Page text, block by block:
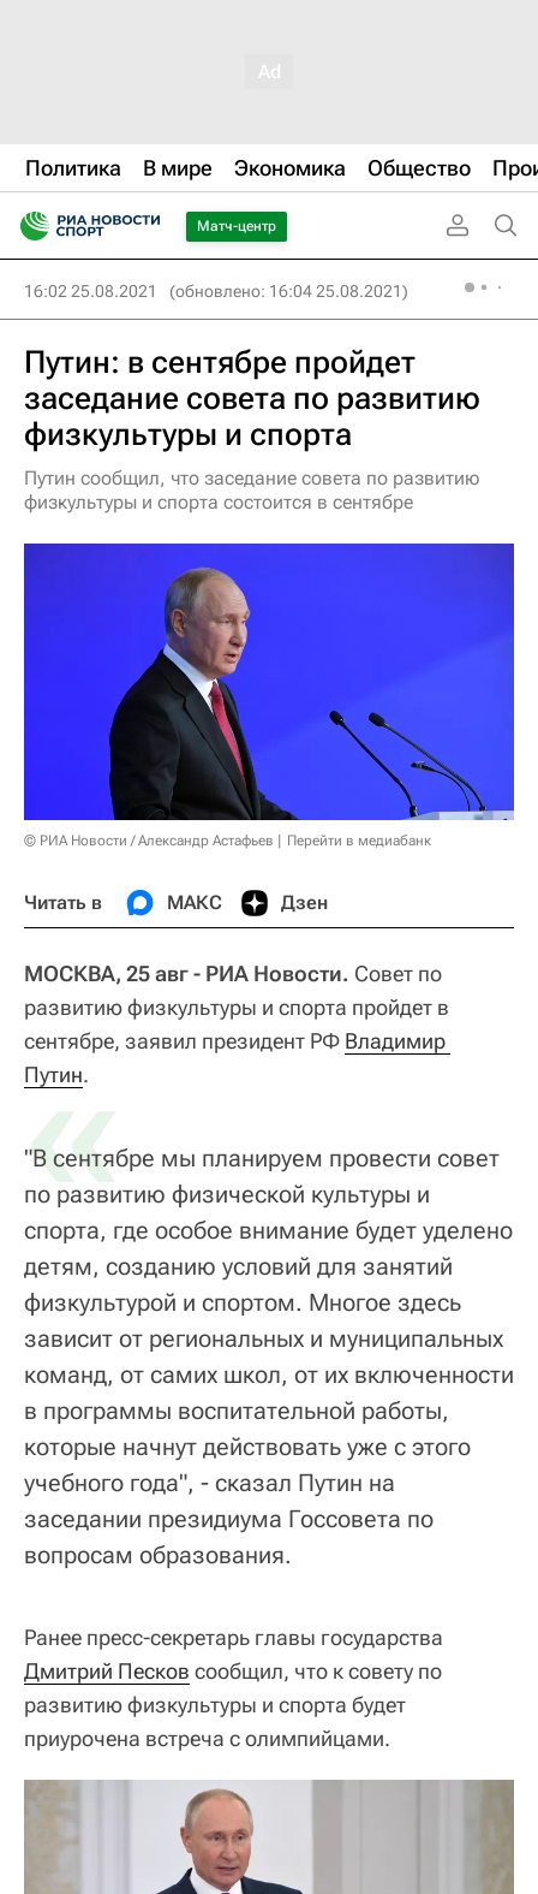
Политика В мире Экономика Общество
Матч-центр
16:02 25.08.2021 (обновлено: 16:04 25.08.2021)
Путин: в сентябре пройдет
заседание совета по развитию
физкультуры и спорта
Путин сообщил, что заседание совета по развитию
физкультуры и спорта состоится в сентябре
© РИА Новости / Александр Астафьев Перейти в медиабанк
Читать в МАКС Дзен
МОСКВА, 25 авг - РИА Новости. Совет по
развитию физкультуры и спорта пройдет в
сентябре, заявил президент РФ Владимир
Путин.
«
"В сентябре мы планируем провести совет
по развитию физической культуры и
спорта, где особое внимание будет уделено
детям, созданию условий для занятий
физкультурой и спортом. Многое здесь
зависит от региональных и муниципальных
команд, от самих школ, от их включенности
в программы воспитательной работы,
которые начнут действовать уже с этого
учебного года", - сказал Путин на
заседании президиума Госсовета по
вопросам образования.
Ранее пресс-секретарь главы государства
Дмитрий Песков сообщил, что к совету по
развитию физкультуры и спорта будет
приурочена встреча с олимпийцами.